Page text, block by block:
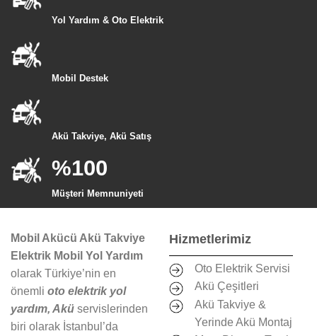
Yol Yardım & Oto Elektrik
Mobil Destek
Akü Takviye, Akü Satış
%100
Müşteri Memnuniyeti
Mobil Akücü Akü Takviye
Elektrik Mobil Yol Yardım
olarak Türkiye’nin en
önemli oto elektrik yol
yardım, Akü servislerinden
biri olarak İstanbul’da
Hizmetlerimiz
Oto Elektrik Servisi
Akü Çeşitleri
Akü Takviye &
Yerinde Akü Montaj